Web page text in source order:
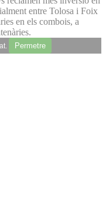
entre Tolosa i Foix
en els combois, a
Permetre